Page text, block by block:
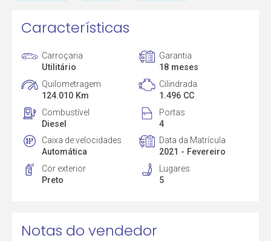
Características
Carroçaria
Utilitário
Garantia
18 meses
Quilometragem
124.010 Km
Cilindrada
1.496 CC
Combustível
Diesel
Portas
4
Caixa de velocidades
Automática
Data da Matrícula
2021 - Fevereiro
Cor exterior
Preto
Lugares
5
Notas do vendedor